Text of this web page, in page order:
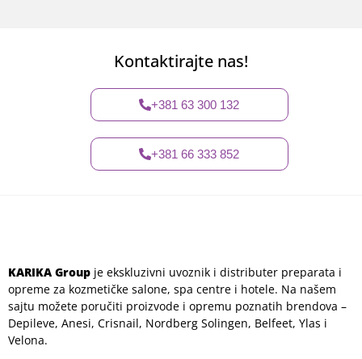
Kontaktirajte nas!
+381 63 300 132
+381 66 333 852
KARIKA Group je ekskluzivni uvoznik i distributer preparata i
opreme za kozmetičke salone, spa centre i hotele. Na našem
sajtu možete poručiti proizvode i opremu poznatih brendova –
Depileve, Anesi, Crisnail, Nordberg Solingen, Belfeet, Ylas i
Velona.